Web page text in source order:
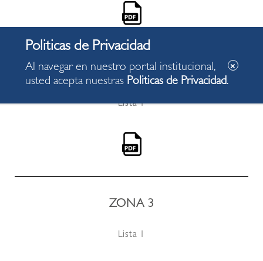
ZONA 2
Lista 1
ZONA 3
Lista 1
Al navegar en nuestro portal institucional,
usted acepta nuestras Politicas de Privacidad.